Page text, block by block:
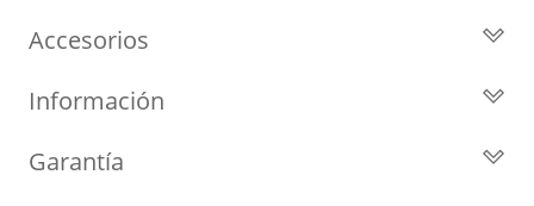
Turbos por Marca
Cartuchos
Accesorios
Geometrías
Información
Privacidad y Aviso Legal
Garantía